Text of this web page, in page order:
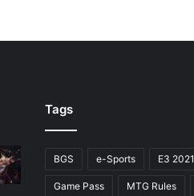
Tags
BGS e-Sports E3 2021
Game Pass MTG Rules